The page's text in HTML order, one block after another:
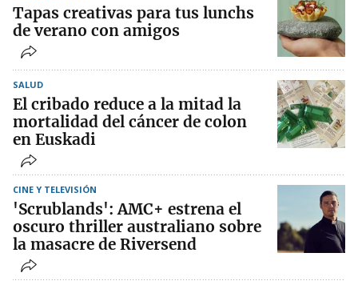
Tapas creativas para tus lunchs
de verano con amigos
SALUD
El cribado reduce a la mitad la
mortalidad del cáncer de colon
en Euskadi
CINE Y TELEVISIÓN
'Scrublands': AMC+ estrena el
oscuro thriller australiano sobre
la masacre de Riversend